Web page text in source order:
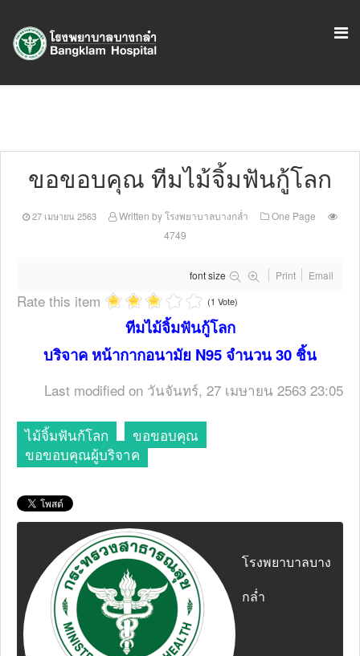
ขอขอบคุณ ทีมไม้จิ้มฟันกู้โลก
27 เมษายน 2563 Written byโรงพยาบาลบางกล่ำ
One Page
4749
font size Print Email
Rate this item (1 Vote)
ทีมไม้จิ้มฟันกู้โลก
บริจาค หน้ากากอนามัย N95 จำนวน 30 ชิ้น
Last modified on วันจันทร์, 27 เมษายน 2563 23:05
ไม้จิ้มฟันกู้โลก
ขอขอบคุณ
ขอขอบคุณผู้บริจาค
โรงพยาบาลบาง
กล่ำ